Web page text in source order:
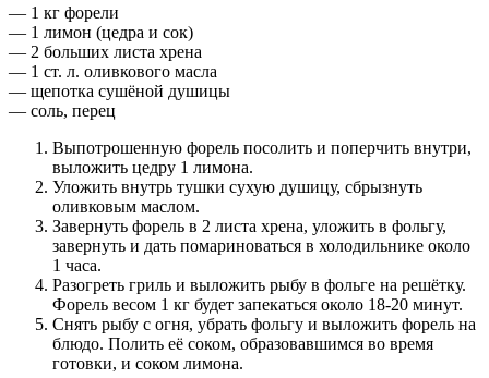
— 1 кг форели
— 1 лимон (цедра и сок)
— 2 больших листа хрена
— 1 ст. л. оливкового масла
— щепотка сушёной душицы
— соль, перец
Выпотрошенную форель посолить и поперчить внутри,
выложить цедру 1 лимона.
Уложить внутрь тушки сухую душицу, сбрызнуть
оливковым маслом.
Завернуть форель в 2 листа хрена, уложить в фольгу,
завернуть и дать помариноваться в холодильнике около
1 часа.
Разогреть гриль и выложить рыбу в фольге на решётку.
Форель весом 1 кг будет запекаться около 18-20 минут.
Снять рыбу с огня, убрать фольгу и выложить форель на
блюдо. Полить её соком, образовавшимся во время
готовки, и соком лимона.